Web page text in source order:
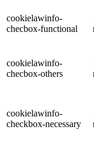
cookielawinfo-
checbox-functional
cookielawinfo-
checbox-others
cookielawinfo-
checkbox-necessary